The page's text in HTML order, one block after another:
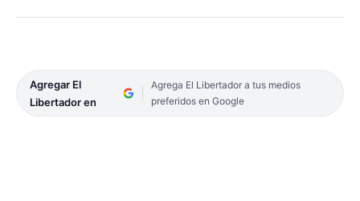
Agregar El
Libertador en
Agrega El Libertador a tus medios
preferidos en Google